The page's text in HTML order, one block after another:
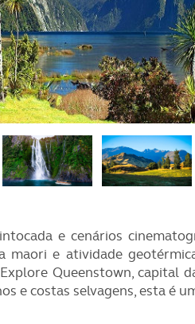
e cenários
maori e atividade
Queenstown, capital
e costas selvagens, esta é